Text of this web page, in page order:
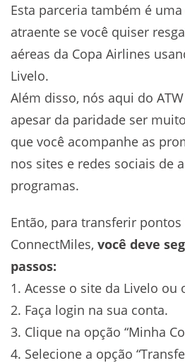
Esta parceria também é
atraente se você quiser
aéreas da Copa Airlines
Livelo.
Além disso, nós aqui do
apesar da paridade ser
que você acompanhe as
nos sites e redes sociais de
programas.
Então, para transferir
ConnectMiles, você deve
passos:
1. Acesse o site da Livelo ou
2. Faça login na sua conta.
3. Clique na opção “Minha
4. Selecione a opção